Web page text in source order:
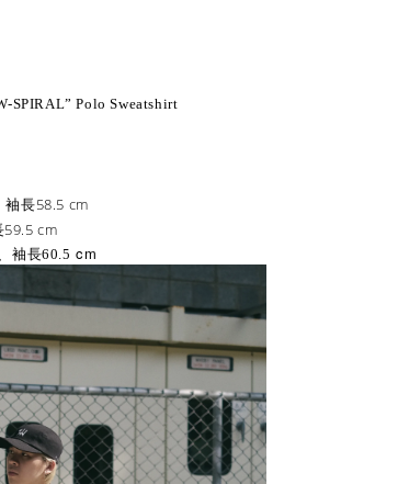
SPIRAL” Polo Sweatshirt
袖長58.5 cm
cm
袖長60.5 cm